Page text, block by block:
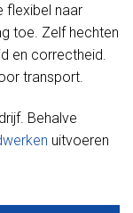
flexibel naar
toe. Zelf hechten
en correctheid.
transport.
Behalve
uitvoeren